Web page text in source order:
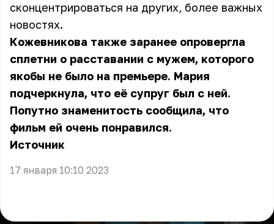
сконцентрироваться на других, более важных
новостях.
Кожевникова также заранее опровергла
сплетни о расставании с мужем, которого
якобы не было на премьере. Мария
подчеркнула, что её супруг был с ней.
Попутно знаменитость сообщила, что
фильм ей очень понравился.
Источник
17 января 10:10 2023